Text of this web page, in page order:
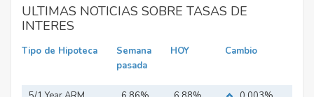
ULTIMAS NOTICIAS SOBRE TASAS DE
INTERES
Tipo de Hipoteca
Semana
pasada
HOY Cambio